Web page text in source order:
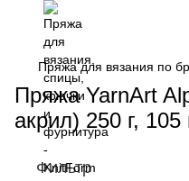
Пряжа для вязания по
Пряжа YarnArt
акрил) 250 г, 105
Фильтр